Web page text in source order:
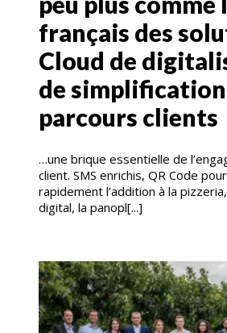
français des
Cloud de
de simplification
parcours clients
…une brique essentielle de
client. SMS enrichis, QR Code
rapidement l’addition à la
digital, la panopl[...]